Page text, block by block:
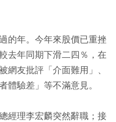
的年。今年來股價已重挫
去年同期下滑二四％，在
網友批評「介面難用」、
體驗差」等不滿意見。
經理李宏麟突然辭職；接